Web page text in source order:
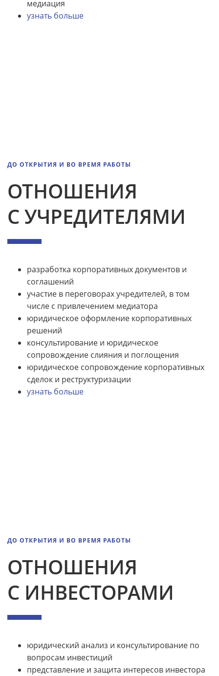
медиация
узнать больше
ДО ОТКРЫТИЯ И ВО ВРЕМЯ РАБОТЫ
ОТНОШЕНИЯ
С УЧРЕДИТЕЛЯМИ
разработка корпоративных документов и
соглашений
участие в переговорах учредителей, в том
числе с привлечением медиатора
юридическое оформление корпоративных
решений
консультирование и юридическое
сопровождение слияния и поглощения
юридическое сопровождение корпоративных
сделок и реструктуризации
узнать больше
ДО ОТКРЫТИЯ И ВО ВРЕМЯ РАБОТЫ
ОТНОШЕНИЯ
С ИНВЕСТОРАМИ
юридический анализ и консультирование по
вопросам инвестиций
представление и защита интересов инвестора